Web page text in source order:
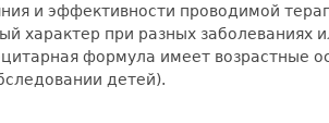
и эффективности проводимой
при разных заболеваниях
формула имеет возрастные
детей).